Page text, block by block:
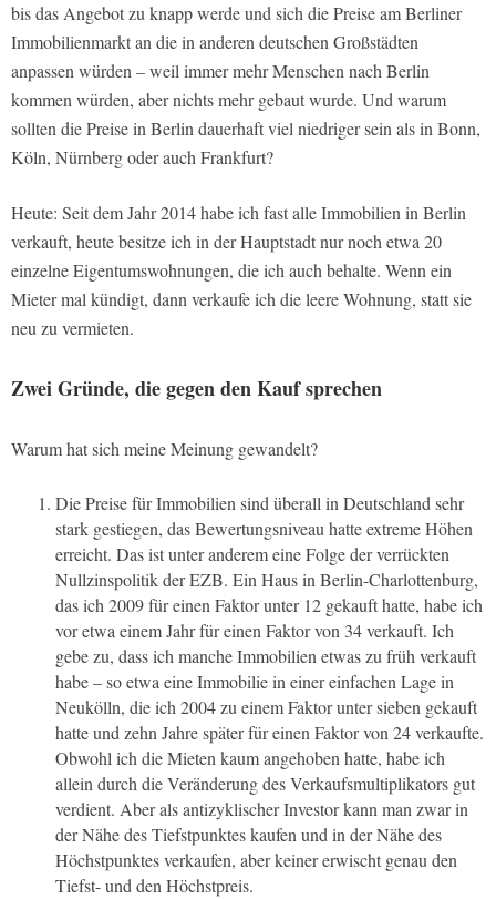
bis das Angebot zu knapp werde und sich die Preise am Berliner
Immobilienmarkt an die in anderen deutschen Großstädten
anpassen würden – weil immer mehr Menschen nach Berlin
kommen würden, aber nichts mehr gebaut wurde. Und warum
sollten die Preise in Berlin dauerhaft viel niedriger sein als in Bonn,
Köln, Nürnberg oder auch Frankfurt?
Heute: Seit dem Jahr 2014 habe ich fast alle Immobilien in Berlin
verkauft, heute besitze ich in der Hauptstadt nur noch etwa 20
einzelne Eigentumswohnungen, die ich auch behalte. Wenn ein
Mieter mal kündigt, dann verkaufe ich die leere Wohnung, statt sie
neu zu vermieten.
Zwei Gründe, die gegen den Kauf sprechen
Warum hat sich meine Meinung gewandelt?
Die Preise für Immobilien sind überall in Deutschland sehr
stark gestiegen, das Bewertungsniveau hatte extreme Höhen
erreicht. Das ist unter anderem eine Folge der verrückten
Nullzinspolitik der EZB. Ein Haus in Berlin-Charlottenburg,
das ich 2009 für einen Faktor unter 12 gekauft hatte, habe ich
vor etwa einem Jahr für einen Faktor von 34 verkauft. Ich
gebe zu, dass ich manche Immobilien etwas zu früh verkauft
habe – so etwa eine Immobilie in einer einfachen Lage in
Neukölln, die ich 2004 zu einem Faktor unter sieben gekauft
hatte und zehn Jahre später für einen Faktor von 24 verkaufte.
Obwohl ich die Mieten kaum angehoben hatte, habe ich
allein durch die Veränderung des Verkaufsmultiplikators gut
verdient. Aber als antizyklischer Investor kann man zwar in
der Nähe des Tiefstpunktes kaufen und in der Nähe des
Höchstpunktes verkaufen, aber keiner erwischt genau den
Tiefst- und den Höchstpreis.